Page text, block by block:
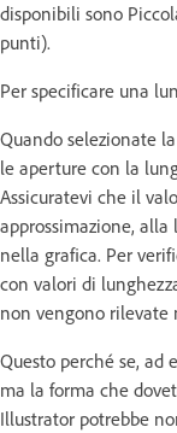
disponibili sono
punti).
Per specificare una
Quando selezionate
le aperture con la
Assicuratevi che il
approssimazione,
nella grafica. Per
con valori di
non vengono rilevate
Questo perché se, ad
ma la forma che
Illustrator potrebbe